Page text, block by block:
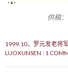
供稿
1999.10，罗元发老将
LUOXUNSEN
1